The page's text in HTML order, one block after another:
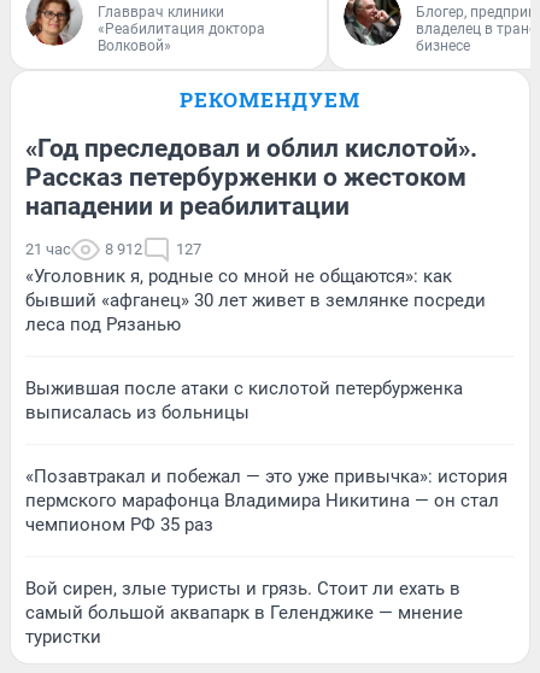
Главврач клиники
«Реабилитация доктора
Волковой»
Блогер,
владелец в
бизнесе
РЕКОМЕНДУЕМ
«Год преследовал и облил кислотой».
Рассказ петербурженки о жестоком
нападении и реабилитации
21 час 8 912 127
«Уголовник я, родные со мной не общаются»: как
бывший «афганец» 30 лет живет в землянке посреди
леса под Рязанью
Выжившая после атаки с кислотой петербурженка
выписалась из больницы
«Позавтракал и побежал — это уже привычка»: история
пермского марафонца Владимира Никитина — он стал
чемпионом РФ 35 раз
Вой сирен, злые туристы и грязь. Стоит ли ехать в
самый большой аквапарк в Геленджике — мнение
туристки